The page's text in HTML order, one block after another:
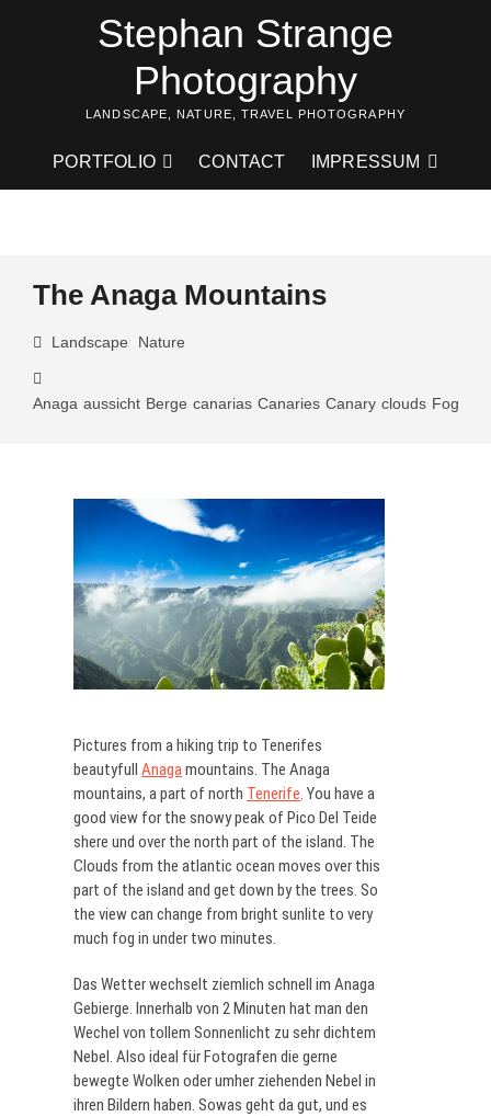
Stephan Strange
Photography
LANDSCAPE, NATURE, TRAVEL PHOTOGRAPHY
PORTFOLIO CONTACT IMPRESSUM
The Anaga Mountains
Landscape Nature
Anaga aussicht Berge canarias Canaries Canary clouds Fog
Pictures from a hiking trip to Tenerifes
beautyfullAnagamountains. The Anaga
mountains, a part of north Tenerife. You have a
good view for the snowy peak of Pico Del Teide
shere und over the north part of the island. The
Clouds from the atlantic ocean moves over this
part of the island and get down by the trees. So
the view can change from bright sunlite to very
much fog in under two minutes.
Das Wetter wechselt ziemlich schnell im Anaga
Gebierge. Innerhalb von 2 Minuten hat man den
Wechel von tollem Sonnenlicht zu sehr dichtem
Nebel. Also ideal für Fotografen die gerne
bewegte Wolken oder umher ziehenden Nebel in
ihren Bildern haben. Sowas geht da gut, und es